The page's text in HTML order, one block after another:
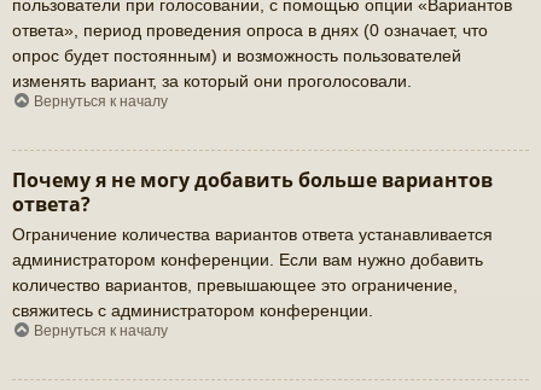
пользователи при голосовании, с помощью опции «Вариантов
ответа», период проведения опроса в днях (0 означает, что
опрос будет постоянным) и возможность пользователей
изменять вариант, за который они проголосовали.
Вернуться к началу
Почему я не могу добавить больше вариантов
ответа?
Ограничение количества вариантов ответа устанавливается
администратором конференции. Если вам нужно добавить
количество вариантов, превышающее это ограничение,
свяжитесь с администратором конференции.
Вернуться к началу